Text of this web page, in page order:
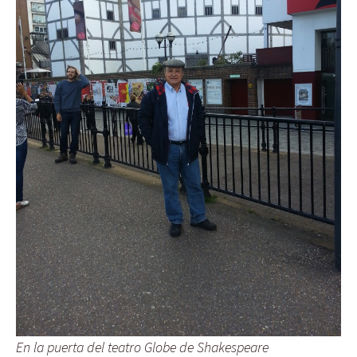
En la puerta del teatro Globe de Shakespeare